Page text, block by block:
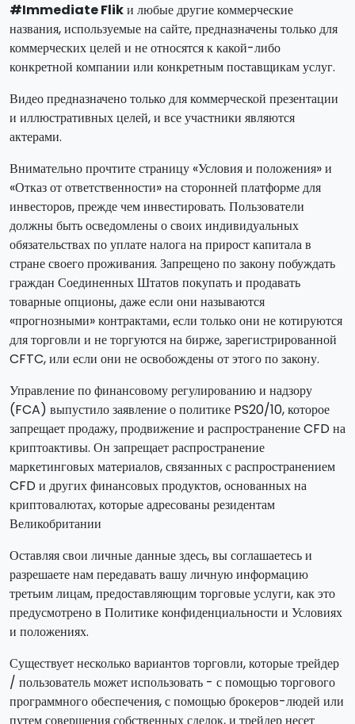
#Immediate Flikи любые другие коммерческие
названия, используемые на сайте, предназначены только для
коммерческих целей и не относятся к какой-либо
конкретной компании или конкретным поставщикам услуг.
Видео предназначено только для коммерческой презентации
и иллюстративных целей, и все участники являются
актерами.
Внимательно прочтите страницу «Условия и положения» и
«Отказ от ответственности» на сторонней платформе для
инвесторов, прежде чем инвестировать. Пользователи
должны быть осведомлены о своих индивидуальных
обязательствах по уплате налога на прирост капитала в
стране своего проживания. Запрещено по закону побуждать
граждан Соединенных Штатов покупать и продавать
товарные опционы, даже если они называются
«прогнозными» контрактами, если только они не котируются
для торговли и не торгуются на бирже, зарегистрированной
CFTC, или если они не освобождены от этого по закону.
Управление по финансовому регулированию и надзору
(FCA) выпустило заявление о политике PS20/10, которое
запрещает продажу, продвижение и распространение CFD на
криптоактивы. Он запрещает распространение
маркетинговых материалов, связанных с распространением
CFD и других финансовых продуктов, основанных на
криптовалютах, которые адресованы резидентам
Великобритании
Оставляя свои личные данные здесь, вы соглашаетесь и
разрешаете нам передавать вашу личную информацию
третьим лицам, предоставляющим торговые услуги, как это
предусмотрено в Политике конфиденциальности и Условиях
и положениях.
Существует несколько вариантов торговли, которые трейдер
/ пользователь может использовать - с помощью торгового
программного обеспечения, с помощью брокеров-людей или